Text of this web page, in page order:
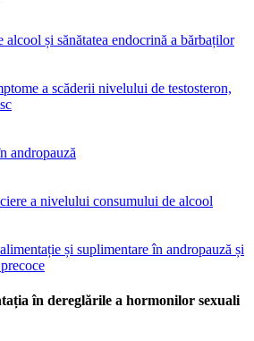
alcool și sănătatea endocrină a bărbaților
a scăderii nivelului de testosteron,
andropauză
a nivelului consumului de alcool
și suplimentare în andropauză și
în dereglările a hormonilor sexuali